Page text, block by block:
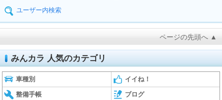
ユーザー内検索
ページの先頭へ ▲
みんカラ 人気のカテゴリ
車種別 イイね！
整備手帳 ブログ